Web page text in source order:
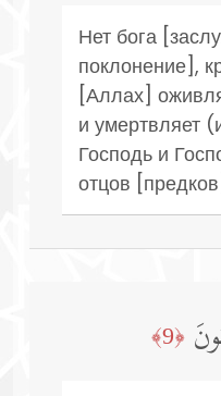
Нет бога
поклонение],
[Аллах]
и умертвляет
Господь и
отцов
﴿9﴾